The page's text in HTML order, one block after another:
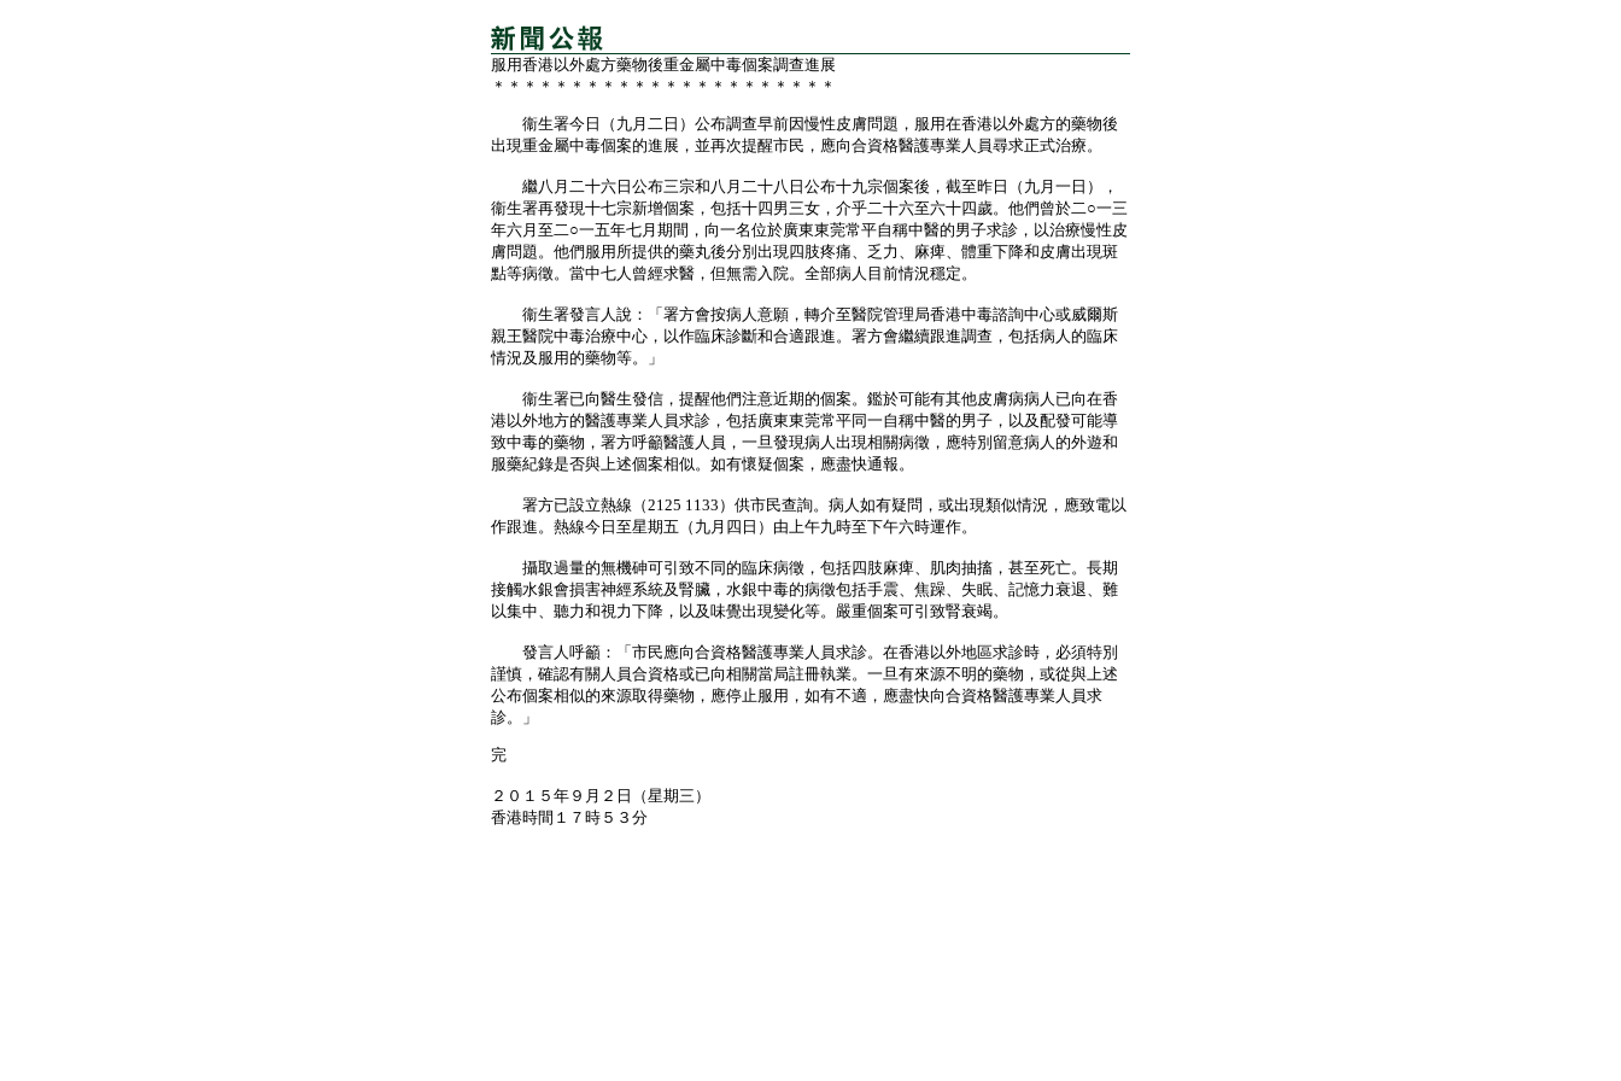
服用香港以外處方藥物後重金屬中毒個案調查進展
＊＊＊＊＊＊＊＊＊＊＊＊＊＊＊＊＊＊＊＊＊＊
衞生署今日（九月二日）公布調查早前因慢性皮膚問題，服用在香港以外處方的藥物後
出現重金屬中毒個案的進展，並再次提醒市民，應向合資格醫護專業人員尋求正式治療。
繼八月二十六日公布三宗和八月二十八日公布十九宗個案後，截至昨日（九月一日），
衞生署再發現十七宗新增個案，包括十四男三女，介乎二十六至六十四歲。他們曾於二○一三
年六月至二○一五年七月期間，向一名位於廣東東莞常平自稱中醫的男子求診，以治療慢性皮
膚問題。他們服用所提供的藥丸後分別出現四肢疼痛、乏力、麻痺、體重下降和皮膚出現斑
點等病徵。當中七人曾經求醫，但無需入院。全部病人目前情況穩定。
衞生署發言人說：「署方會按病人意願，轉介至醫院管理局香港中毒諮詢中心或威爾斯
親王醫院中毒治療中心，以作臨床診斷和合適跟進。署方會繼續跟進調查，包括病人的臨床
情況及服用的藥物等。」
衞生署已向醫生發信，提醒他們注意近期的個案。鑑於可能有其他皮膚病病人已向在香
港以外地方的醫護專業人員求診，包括廣東東莞常平同一自稱中醫的男子，以及配發可能導
致中毒的藥物，署方呼籲醫護人員，一旦發現病人出現相關病徵，應特別留意病人的外遊和
服藥紀錄是否與上述個案相似。如有懷疑個案，應盡快通報。
署方已設立熱線（2125 1133）供市民查詢。病人如有疑問，或出現類似情況，應致電以
作跟進。熱線今日至星期五（九月四日）由上午九時至下午六時運作。
攝取過量的無機砷可引致不同的臨床病徵，包括四肢麻痺、肌肉抽搐，甚至死亡。長期
接觸水銀會損害神經系統及腎臟，水銀中毒的病徵包括手震、焦躁、失眠、記憶力衰退、難
以集中、聽力和視力下降，以及味覺出現變化等。嚴重個案可引致腎衰竭。
發言人呼籲：「市民應向合資格醫護專業人員求診。在香港以外地區求診時，必須特別
謹慎，確認有關人員合資格或已向相關當局註冊執業。一旦有來源不明的藥物，或從與上述
公布個案相似的來源取得藥物，應停止服用，如有不適，應盡快向合資格醫護專業人員求
診。」
完
２０１５年９月２日（星期三）
香港時間１７時５３分